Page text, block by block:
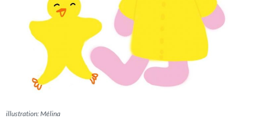
illustration: Mélina